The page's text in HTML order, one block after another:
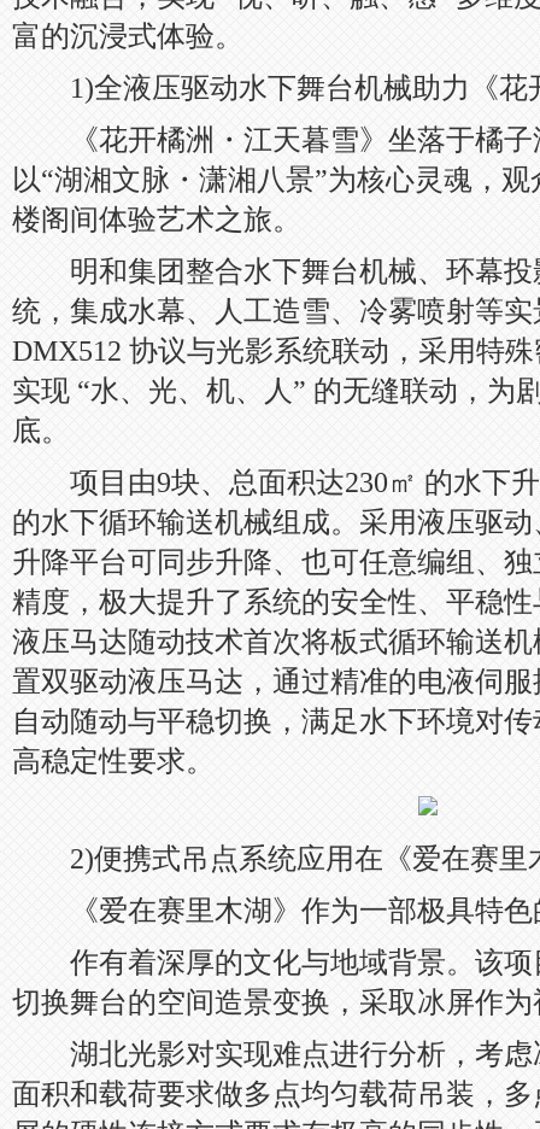
富的沉浸式体验。
1)全液压驱动水下舞台机械助力《花
《花开橘洲・江天暮雪》坐落于橘子
以“湖湘文脉・潇湘八景”为核心灵魂，
楼阁间体验艺术之旅。
明和集团整合水下舞台机械、环幕投
统，集成水幕、人工造雪、冷雾喷射等
DMX512 协议与光影系统联动，采用特
实现 “水、光、机、人” 的无缝联动，为
底。
项目由9块、总面积达230㎡ 的水下升
的水下循环输送机械组成。采用液压驱
升降平台可同步升降、也可任意编组、
精度，极大提升了系统的安全性、平稳
液压马达随动技术首次将板式循环输送
置双驱动液压马达，通过精准的电液伺
自动随动与平稳切换，满足水下环境对
高稳定性要求。
2)便携式吊点系统应用在《爱在赛里
《爱在赛里木湖》作为一部极具特色
作有着深厚的文化与地域背景。该项
切换舞台的空间造景变换，采取冰屏作
湖北光影对实现难点进行分析，考虑
面积和载荷要求做多点均匀载荷吊装，